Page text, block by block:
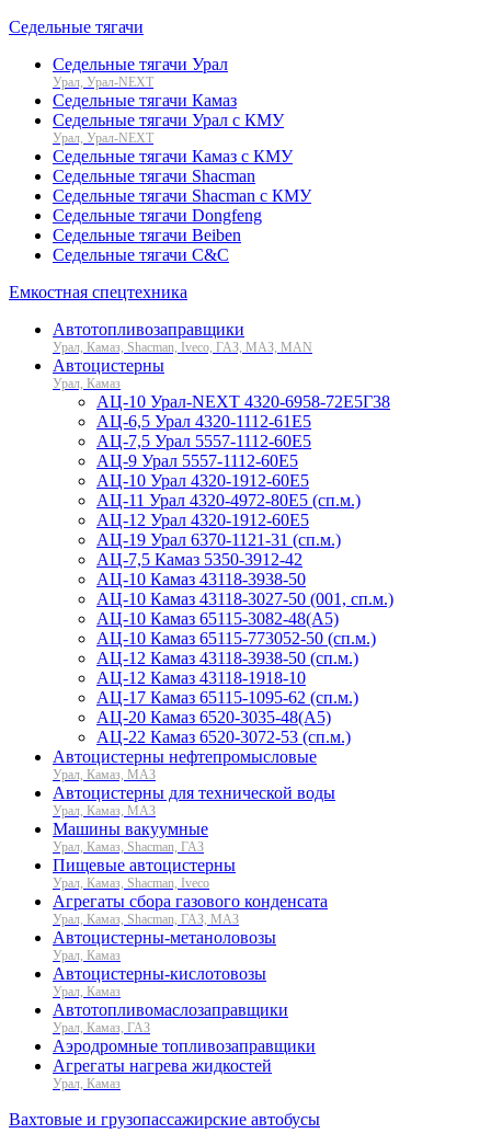
Седельные тягачи
Седельные тягачи Урал
Урал, Урал-NEXT
Седельные тягачи Камаз
Седельные тягачи Урал с КМУ
Урал, Урал-NEXT
Седельные тягачи Камаз с КМУ
Седельные тягачи Shacman
Седельные тягачи Shacman с КМУ
Седельные тягачи Dongfeng
Седельные тягачи Beiben
Седельные тягачи C&C
Емкостная спецтехника
Автотопливозаправщики
Урал, Камаз, Shacman, Iveco, ГАЗ, МАЗ, MAN
Автоцистерны
Урал, Камаз
АЦ-10 Урал-NEXT 4320-6958-72Е5Г38
АЦ-6,5 Урал 4320-1112-61Е5
АЦ-7,5 Урал 5557-1112-60Е5
АЦ-9 Урал 5557-1112-60Е5
АЦ-10 Урал 4320-1912-60Е5
АЦ-11 Урал 4320-4972-80Е5 (сп.м.)
АЦ-12 Урал 4320-1912-60Е5
АЦ-19 Урал 6370-1121-31 (сп.м.)
АЦ-7,5 Камаз 5350-3912-42
АЦ-10 Камаз 43118-3938-50
АЦ-10 Камаз 43118-3027-50 (001, сп.м.)
АЦ-10 Камаз 65115-3082-48(A5)
АЦ-10 Камаз 65115-773052-50 (сп.м.)
АЦ-12 Камаз 43118-3938-50 (сп.м.)
АЦ-12 Камаз 43118-1918-10
АЦ-17 Камаз 65115-1095-62 (сп.м.)
АЦ-20 Камаз 6520-3035-48(A5)
АЦ-22 Камаз 6520-3072-53 (сп.м.)
Автоцистерны нефтепромысловые
Урал, Камаз, МАЗ
Автоцистерны для технической воды
Урал, Камаз, МАЗ
Машины вакуумные
Урал, Камаз, Shacman, ГАЗ
Пищевые автоцистерны
Урал, Камаз, Shacman, Iveco
Агрегаты сбора газового конденсата
Урал, Камаз, Shacman, ГАЗ, МАЗ
Автоцистерны-метаноловозы
Урал, Камаз
Автоцистерны-кислотовозы
Урал, Камаз
Автотопливомаслозаправщики
Урал, Камаз, ГАЗ
Аэродромные топливозаправщики
Агрегаты нагрева жидкостей
Урал, Камаз
Вахтовые и грузопассажирские автобусы